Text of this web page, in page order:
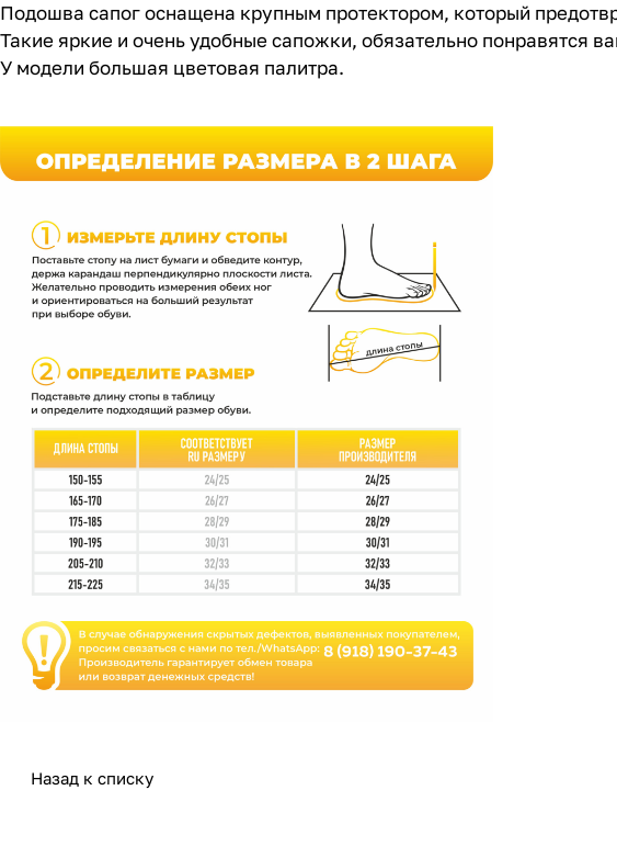
Подошва сапог оснащена крупным протектором, который
Такие яркие и очень удобные сапожки, обязательно понравятся
У модели большая цветовая палитра.
Назад к списку